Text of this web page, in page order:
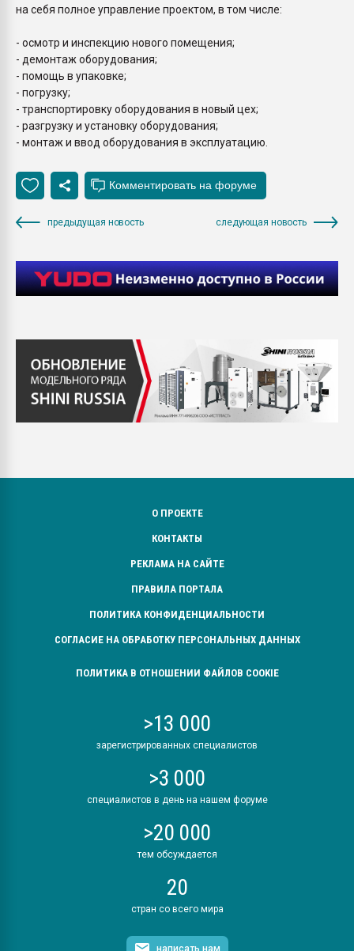
на себя полное управление проектом, в том числе:
- осмотр и инспекцию нового помещения;
- демонтаж оборудования;
- помощь в упаковке;
- погрузку;
- транспортировку оборудования в новый цех;
- разгрузку и установку оборудования;
- монтаж и ввод оборудования в эксплуатацию.
предыдущая новость следующая новость
О ПРОЕКТЕ
КОНТАКТЫ
РЕКЛАМА НА САЙТЕ
ПРАВИЛА ПОРТАЛА
ПОЛИТИКА КОНФИДЕНЦИАЛЬНОСТИ
СОГЛАСИЕ НА ОБРАБОТКУ ПЕРСОНАЛЬНЫХ ДАННЫХ
ПОЛИТИКА В ОТНОШЕНИИ ФАЙЛОВ COOKIE
>13 000
зарегистрированных специалистов
>3 000
специалистов в день на нашем форуме
>20 000
тем обсуждается
20
стран со всего мира
написать нам